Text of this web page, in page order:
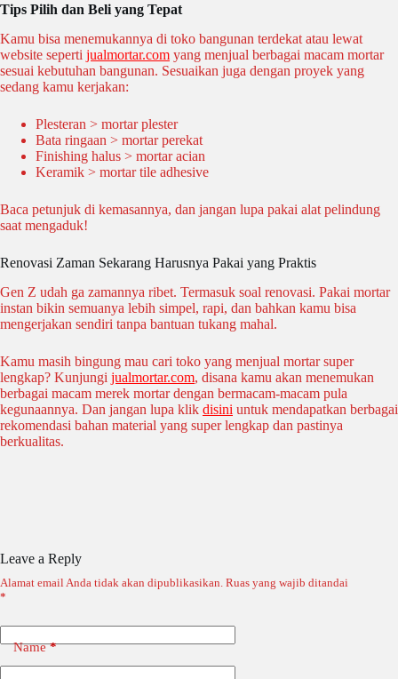
Tips Pilih dan Beli yang Tepat
Kamu bisa menemukannya di toko bangunan terdekat atau lewat
website seperti jualmortar.com yang menjual berbagai macam mortar
sesuai kebutuhan bangunan. Sesuaikan juga dengan proyek yang
sedang kamu kerjakan:
Plesteran > mortar plester
Bata ringaan > mortar perekat
Finishing halus > mortar acian
Keramik > mortar tile adhesive
Baca petunjuk di kemasannya, dan jangan lupa pakai alat pelindung
saat mengaduk!
Renovasi Zaman Sekarang Harusnya Pakai yang Praktis
Gen Z udah ga zamannya ribet. Termasuk soal renovasi. Pakai mortar
instan bikin semuanya lebih simpel, rapi, dan bahkan kamu bisa
mengerjakan sendiri tanpa bantuan tukang mahal.
Kamu masih bingung mau cari toko yang menjual mortar super
lengkap? Kunjungi jualmortar.com, disana kamu akan menemukan
berbagai macam merek mortar dengan bermacam-macam pula
kegunaannya. Dan jangan lupa klik disini untuk mendapatkan berbagai
rekomendasi bahan material yang super lengkap dan pastinya
berkualitas.
Leave a Reply
Alamat email Anda tidak akan dipublikasikan. Ruas yang wajib ditandai
*
Name*